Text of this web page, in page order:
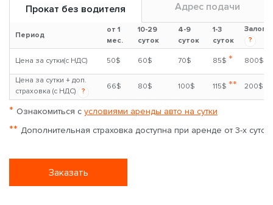
Прокат без водителя Адрес подачи
Период
от 1
мес.
10-29
суток
4-9
суток
1-3
суток
Залог
?
Цена за сутки(с НДС) 50$ 60$ 70$ 85$ * 800$
Цена за сутки + доп.
страховка (с НДС)
?
66$ 80$ 100$ 115$ ** 200$
* Ознакомиться с условиями аренды авто на сутки
** Дополнительная страховка доступна при аренде от 3-х суток
Заказать